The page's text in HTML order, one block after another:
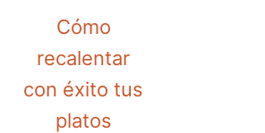
Cómo
recalentar
con éxito tus
platos